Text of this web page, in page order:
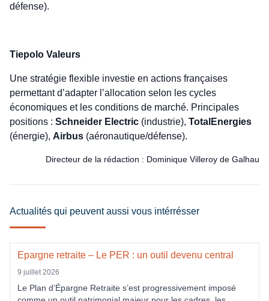
défense).
Tiepolo Valeurs
Une stratégie flexible investie en actions françaises
permettant d’adapter l’allocation selon les cycles
économiques et les conditions de marché. Principales
positions : Schneider Electric (industrie), TotalEnergies
(énergie), Airbus (aéronautique/défense).
Directeur de la rédaction : Dominique Villeroy de Galhau
Actualités qui peuvent aussi vous intérrésser
Epargne retraite – Le PER : un outil devenu central
9 juillet 2026
Le Plan d’Épargne Retraite s’est progressivement imposé